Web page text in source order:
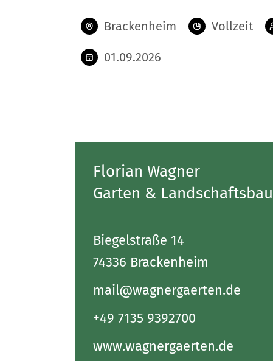
Brackenheim Vollzeit
01.09.2026
Florian Wagner
Garten &
Biegelstraße 14
74336 Brackenheim
mail@wagnergaerten.de
+49 7135 9392700
www.wagnergaerten.de